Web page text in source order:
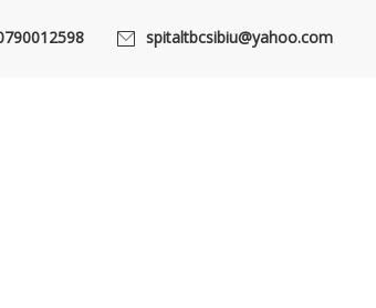
spitaltbcsibiu@yahoo.com